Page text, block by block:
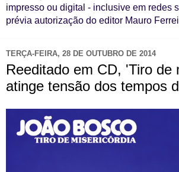
impresso ou digital - inclusive em redes
prévia autorização do editor Mauro
TERÇA-FEIRA, 28 DE OUTUBRO DE 2014
Reeditado em CD, 'Tiro de
atinge tensão dos tempos